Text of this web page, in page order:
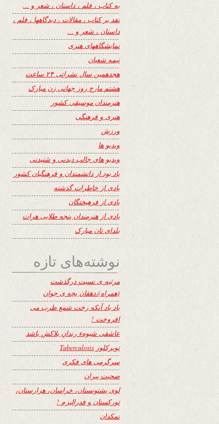
به کتاب ، فلم ، داستان ، شعر و …
نفد بر کتاب ، مقالات ، دیدگاهها ، فلم ،
داستان ، شعر و …
نمایشگاههای هنری
نیمه شعبان
هجدهمین سال نشراتی ۲۴ ساعت
هشتم مارچ روز جهانی زن مبارک
هنرمندان موسیقی کشور
هنری و فرهنگی
ورزش
ویدیو ها
ویدیو های جالب دیدنی و شنیدنی
یاد بود از دانشمندان و فرهنگیان کشور
یادی از خاطرات گذشته
یادی از فرهیختگان
یادی از هنرمندان پنجه طلایی هرات
یلدای تان مبارک
نوشته‌های تازه
مرثیه ی نسبت درگذشت
(همراه)،دهقان بچه ی جوان
یاد باد آنکه رخت شمع طرب می
افروخت !
عاشقی شیوهء رندانِ بلاکش باشد
توبرکلوز Tuberculosis
سرگرمی های فکری
صحبت پیران
لوی پشتونستان، خراسان، هزارستان،
تورکستان و فدرالیزم !
نمکدان